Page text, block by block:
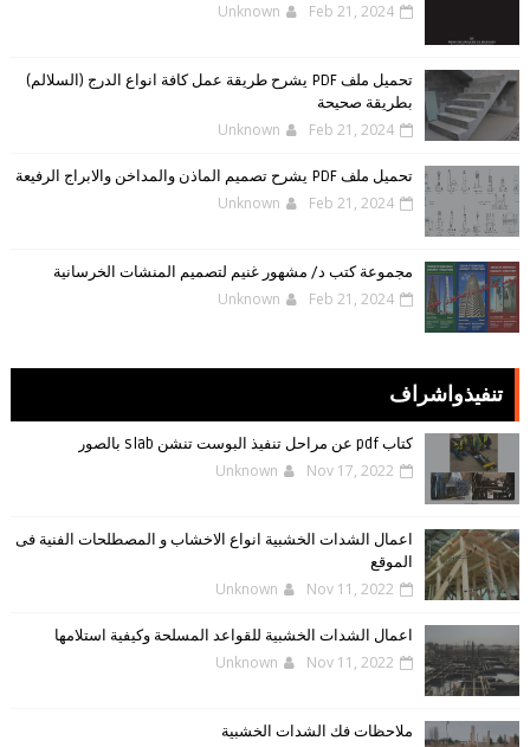
Unknown Feb 21, 2024
تحميل ملف PDF يشرح طريقة عمل كافة انواع الدرج (السلالم)
بطريقة صحيحة
Unknown Feb 21, 2024
تحميل ملف PDF يشرح تصميم الماذن والمداخن والابراج الرفيعة
Unknown Feb 21, 2024
مجموعة كتب د/ مشهور غنيم لتصميم المنشات الخرسانية
Unknown Feb 21, 2024
تنفيذواشراف
كتاب pdf عن مراحل تنفيذ البوست تنشن slab بالصور
Unknown Nov 17, 2022
اعمال الشدات الخشبية انواع الاخشاب و المصطلحات الفنية فى
الموقع
Unknown Nov 11, 2022
اعمال الشدات الخشبية للقواعد المسلحة وكيفية استلامها
Unknown Nov 11, 2022
ملاحظات فك الشدات الخشبية